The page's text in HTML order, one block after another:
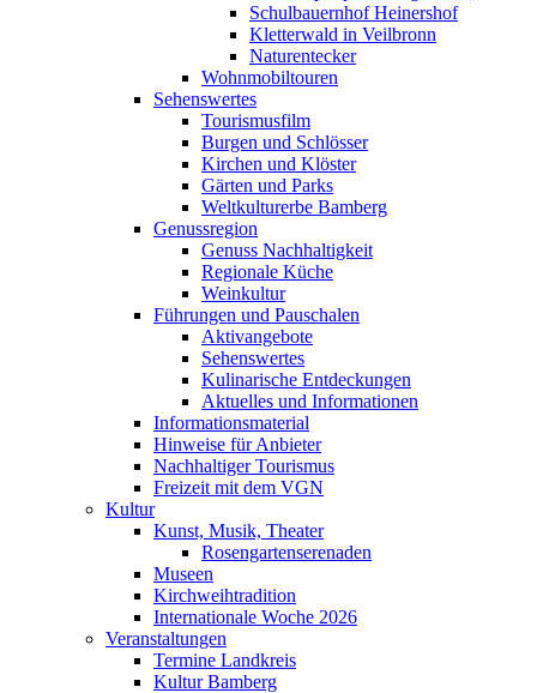
Schulbauernhof Heinershof
Kletterwald in Veilbronn
Naturentecker
Wohnmobiltouren
Sehenswertes
Tourismusfilm
Burgen und Schlösser
Kirchen und Klöster
Gärten und Parks
Weltkulturerbe Bamberg
Genussregion
Genuss Nachhaltigkeit
Regionale Küche
Weinkultur
Führungen und Pauschalen
Aktivangebote
Sehenswertes
Kulinarische Entdeckungen
Aktuelles und Informationen
Informationsmaterial
Hinweise für Anbieter
Nachhaltiger Tourismus
Freizeit mit dem VGN
Kultur
Kunst, Musik, Theater
Rosengartenserenaden
Museen
Kirchweihtradition
Internationale Woche 2026
Veranstaltungen
Termine Landkreis
Kultur Bamberg